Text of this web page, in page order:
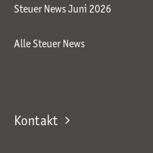
Steuer News Juni 2026
Alle Steuer News
Kontakt